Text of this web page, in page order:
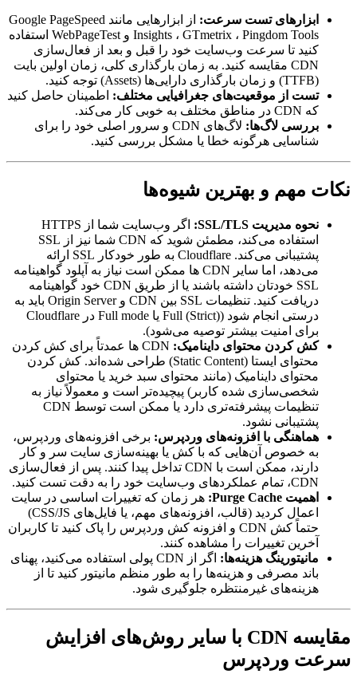
ابزارهای تست سرعت:
از ابزارهایی مانند Google PageSpeed
Insights ، GTmetrix ، Pingdom Tools و WebPageTest استفاده
کنید تا سرعت وب‌سایت خود را قبل و بعد از فعال‌سازی
CDN مقایسه کنید. به زمان بارگذاری کلی، زمان اولین بایت
(TTFB) و زمان بارگذاری دارایی‌ها (Assets) توجه کنید.
تست از موقعیت‌های جغرافیایی مختلف: اطمینان حاصل کنید
که CDN در مناطق مختلف به خوبی کار می‌کند.
بررسی لاگ‌ها:
لاگ‌های CDN و سرور اصلی خود را برای
شناسایی هرگونه خطا یا مشکل بررسی کنید.
نکات مهم و بهترین شیوه‌ها
نحوه مدیریت SSL/TLS:
اگر وب‌سایت شما از HTTPS
استفاده می‌کند، مطمئن شوید که CDN شما نیز از SSL
پشتیبانی می‌کند. Cloudflare به طور خودکار SSL ارائه
می‌دهد، اما سایر CDN ها ممکن است نیاز به آپلود گواهینامه
SSL خودتان داشته باشند یا از طریق CDN خود گواهینامه
دریافت کنید. تنظیمات SSL بین CDN و Origin Server باید به
درستی انجام شود (Full (Strict) یا Full mode در Cloudflare
برای امنیت بیشتر توصیه می‌شود).
کش کردن محتوای داینامیک:
CDN ها عمدتاً برای کش کردن
محتوای ایستا (Static Content) طراحی شده‌اند. کش کردن
محتوای داینامیک (مانند محتوای سبد خرید یا محتوای
شخصی‌سازی شده کاربر) پیچیده‌تر است و معمولاً نیاز به
تنظیمات پیشرفته‌تری دارد یا ممکن است توسط CDN
پشتیبانی نشود.
هماهنگی با افزونه‌های وردپرس: برخی افزونه‌های وردپرس،
به خصوص آن‌هایی که با کش یا بهینه‌سازی سایت سر و کار
دارند، ممکن است با CDN تداخل پیدا کنند. پس از فعال‌سازی
CDN، تمام عملکردهای وب‌سایت خود را به دقت تست کنید.
اهمیت Purge Cache:
هر زمان که تغییرات اساسی در سایت
اعمال کردید (قالب، افزونه‌های مهم، یا فایل‌های CSS/JS)
حتماً کش CDN و افزونه کش وردپرس را پاک کنید تا کاربران
آخرین تغییرات را مشاهده کنند.
مانیتورینگ هزینه‌ها:
اگر از CDN پولی استفاده می‌کنید، پهنای
باند مصرفی و هزینه‌ها را به طور منظم مانیتور کنید تا از
هزینه‌های غیرمنتظره جلوگیری شود.
مقایسه CDN با سایر روش‌های افزایش
سرعت وردپرس